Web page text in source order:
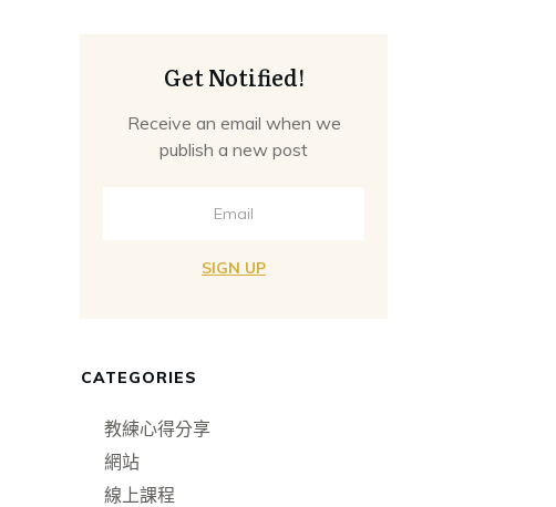
Get Notified!
Receive an email when we
publish a new post
SIGN UP
CATEGORIES
教練心得分享
網站
線上課程